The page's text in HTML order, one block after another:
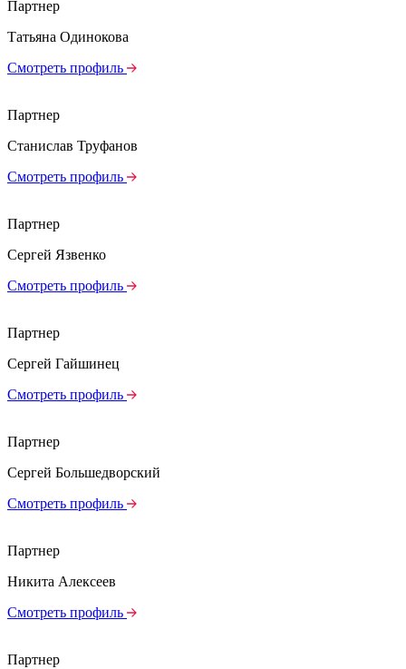
Партнер
Татьяна Одинокова
Смотреть профиль
Партнер
Станислав Труфанов
Смотреть профиль
Партнер
Сергей Язвенко
Смотреть профиль
Партнер
Сергей Гайшинец
Смотреть профиль
Партнер
Сергей Большедворский
Смотреть профиль
Партнер
Никита Алексеев
Смотреть профиль
Партнер